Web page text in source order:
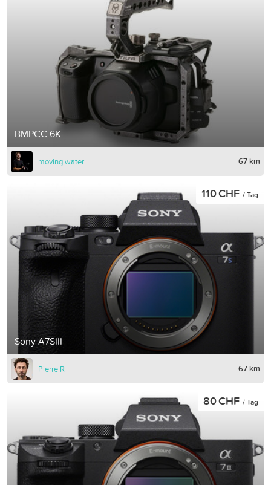
BMPCC 6K
moving water 67 km
Sony A7SIII
110 CHF / Tag
Pierre R 67 km
80 CHF / Tag